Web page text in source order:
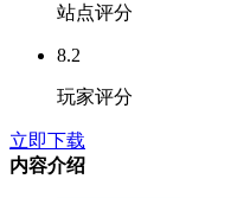
站点评分
8.2
玩家评分
立即下载
内容介绍